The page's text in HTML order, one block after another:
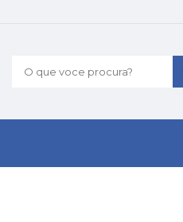
O que voce procura?